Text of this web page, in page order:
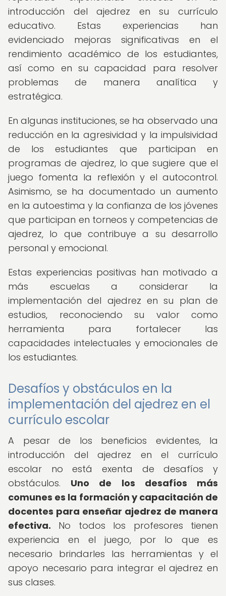
introducción del ajedrez en su currículo
educativo. Estas experiencias han
evidenciado mejoras significativas en el
rendimiento académico de los estudiantes,
así como en su capacidad para resolver
problemas de manera analítica y
estratégica.
En algunas instituciones, se ha observado una
reducción en la agresividad y la impulsividad
de los estudiantes que participan en
programas de ajedrez, lo que sugiere que el
juego fomenta la reflexión y el autocontrol.
Asimismo, se ha documentado un aumento
en la autoestima y la confianza de los jóvenes
que participan en torneos y competencias de
ajedrez, lo que contribuye a su desarrollo
personal y emocional.
Estas experiencias positivas han motivado a
más escuelas a considerar la
implementación del ajedrez en su plan de
estudios, reconociendo su valor como
herramienta para fortalecer las
capacidades intelectuales y emocionales de
los estudiantes.
Desafíos y obstáculos en la
implementación del ajedrez en el
currículo escolar
A pesar de los beneficios evidentes, la
introducción del ajedrez en el currículo
escolar no está exenta de desafíos y
obstáculos. Uno de los desafíos más
comunes es la formación y capacitación de
docentes para enseñar ajedrez de manera
efectiva. No todos los profesores tienen
experiencia en el juego, por lo que es
necesario brindarles las herramientas y el
apoyo necesario para integrar el ajedrez en
sus clases.